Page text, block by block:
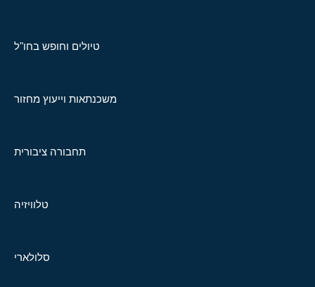
טיולים וחופש בחו"ל
משכנתאות וייעוץ מחזור
תחבורה ציבורית
טלוויזיה
סלולארי